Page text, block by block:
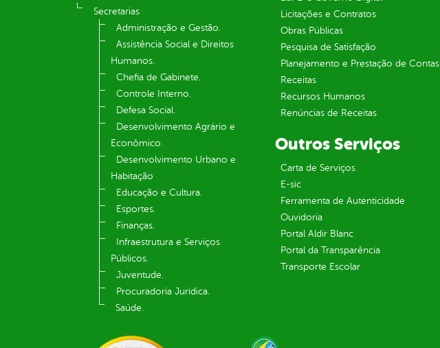
Secretarias
Administração e Gestão.
Assistência Social e Direitos
Humanos.
Chefia de Gabinete.
Controle Interno.
Defesa Social.
Desenvolvimento Agrário e
Econômico.
Desenvolvimento Urbano e
Habitação
Educação e Cultura.
Esportes.
Finanças.
Infraestrutura e Serviços
Públicos.
Juventude.
Procuradoria Jurídica.
Saúde.
Licitações e Contratos
Obras Públicas
Pesquisa de Satisfação
Planejamento e Prestação de Contas
Receitas
Recursos Humanos
Renúncias de Receitas
Outros Serviços
Carta de Serviços
E-sic
Ferramenta de Autenticidade
Ouvidoria
Portal Aldir Blanc
Portal da Transparência
Transporte Escolar